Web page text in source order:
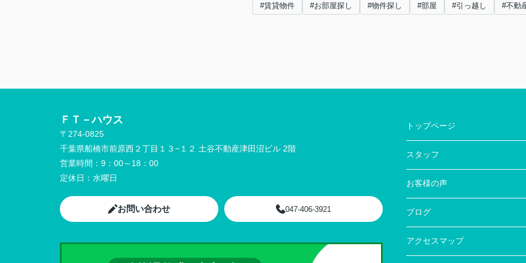
#賃貸物件 #お部屋探し #物件探し #部屋 #引っ越し #不動
ＦＴ－ハウス
〒274-0825
千葉県船橋市前原西２丁目１３−１２ 土谷不動産津田沼ビル 2階
営業時間： 9：00～18：00
定休日： 水曜日
お問い合わせ 047-406-3921
トップページ
スタッフ
お客様の声
ブログ
アクセスマップ